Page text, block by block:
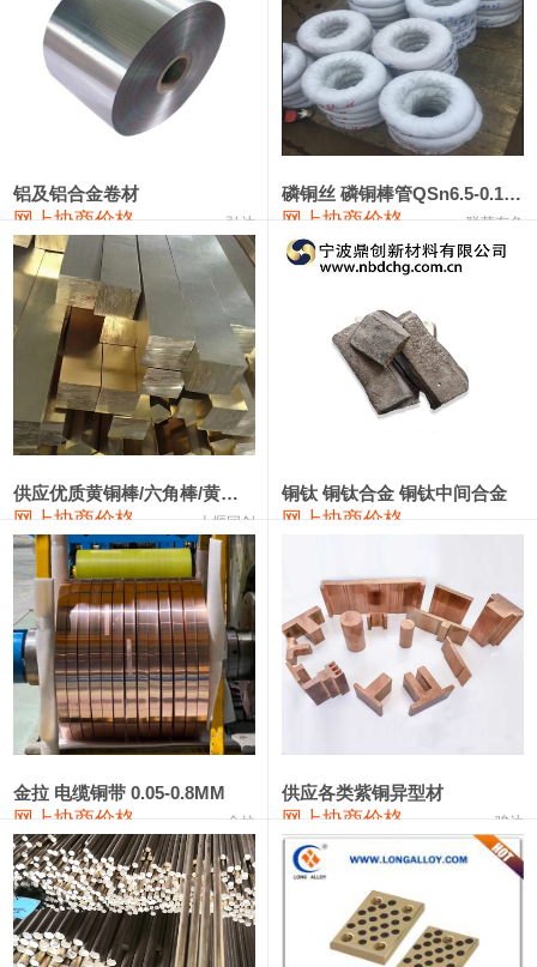
2#锑 85,000—91,000 88,000 1,000
1#镁 17,000—18,000 17,500 0
18,900—19,100 19,000 100
1#电解锰(99.7%袋装) 18,000—18,200 18,100 100
1#铬 60,000—82,000
553#硅 9,300—9,500
441#硅 9,600—9,800 9,700
3303#硅 10,300—10,500 10,400
2202#硅 14,100—14,300
金属硅3303#-2202# 10,400—14,200 12,300 0
漆包线 111,970—115,970 113,970
磷铜合金 110,800—117,600 114,200 400
无氧铜丝(硬) 109,710—110,010 109,860
R410A专用紫铜管 113,700—113,700
铸造铝合金锭(A380） 26,300—26,500 26,400 100
铝合金ADC12 24,200—24,400 100
铸造铝合金锭(ZL102) 24,300—24,500 24,400
铝及铝合金卷材
网上协商价格 弘达
磷铜丝 磷铜棒管QSn6.5-0.1 7-0.2 8-0.3
网上协商价格 联荣有色
供应优质黄铜棒/六角棒/黄铜方板
网上协商价格 十堰同创
铜钛 铜钛合金 铜钛中间合金
网上协商价格
金拉 电缆铜带 0.05-0.8MM
网上协商价格 金拉
供应各类紫铜异型材
网上协商价格 骏达